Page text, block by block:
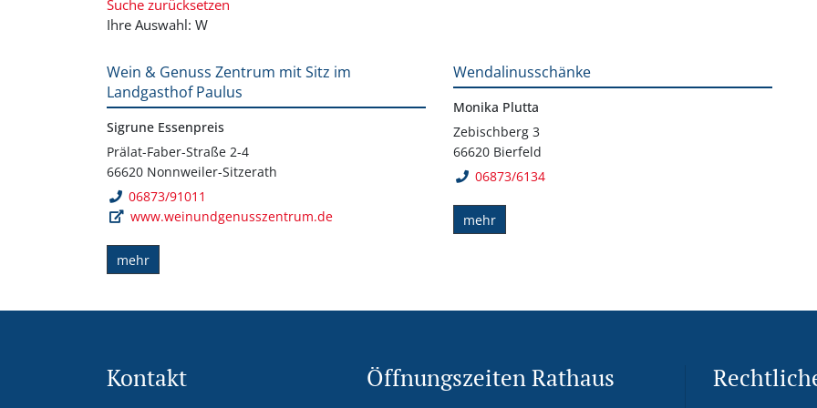
Suche zurücksetzen
Ihre Auswahl: W
Wein & Genuss Zentrum mit Sitz im
Landgasthof Paulus
Sigrune Essenpreis
Prälat-Faber-Straße 2-4
66620 Nonnweiler-Sitzerath
06873/91011
www.weinundgenusszentrum.de
mehr
Wendalinusschänke
Monika Plutta
Zebischberg 3
66620 Bierfeld
06873/6134
mehr
Kontakt Öffnungszeiten Rathaus